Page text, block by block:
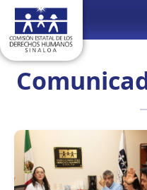
contenido